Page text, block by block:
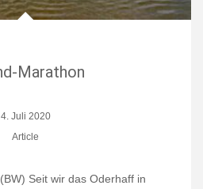
Marathon
4. Juli 2020
Article
Seit wir das Oderhaff in